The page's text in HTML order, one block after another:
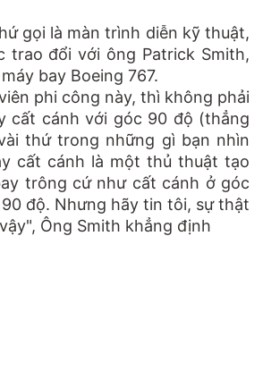
gọi là màn trình diễn kỹ thuật,
trao đổi với ông Patrick Smith,
bay Boeing 767.
phi công này, thì không phải
cất cánh với góc 90 độ (thẳng
thứ trong những gì bạn nhìn
cất cánh là một thủ thuật tạo
trông cứ như cất cánh ở góc
độ. Nhưng hãy tin tôi, sự thật
Ông Smith khẳng định